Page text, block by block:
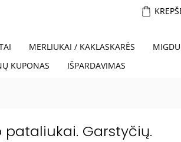
MERLIUKAI / KAKLASKARĖS
KUPONAS IŠPARDAVIMAS
pataliukai. Garstyčių.